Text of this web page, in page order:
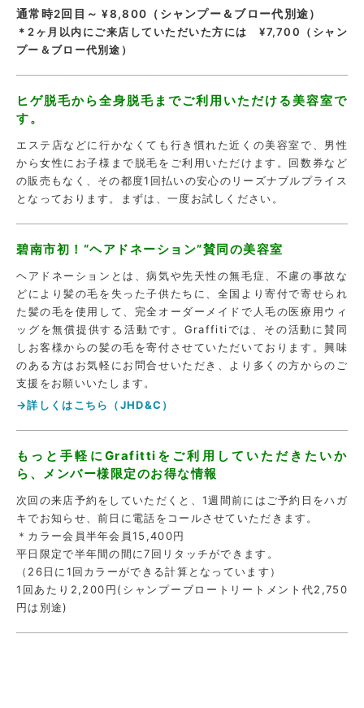
通常時2回目～ ¥8,800（シャンプー＆ブロー代別途）
＊2ヶ月以内にご来店していただいた方には ¥7,700（シャン
プー＆ブロー代別途）
ヒゲ脱毛から全身脱毛までご利用いただける美容室で
す。
エステ店などに行かなくても行き慣れた近くの美容室で、男性
から女性にお子様まで脱毛をご利用いただけます。回数券など
の販売もなく、その都度1回払いの安心のリーズナブルプライス
となっております。まずは、一度お試しください。
碧南市初！“ヘアドネーション”賛同の美容室
ヘアドネーションとは、病気や先天性の無毛症、不慮の事故な
どにより髪の毛を失った子供たちに、全国より寄付で寄せられ
た髪の毛を使用して、完全オーダーメイドで人毛の医療用ウィ
ッグを無償提供する活動です。Graffitiでは、その活動に賛同
しお客様からの髪の毛を寄付させていただいております。興味
のある方はお気軽にお問合せいただき、より多くの方からのご
支援をお願いいたします。
→詳しくはこちら（JHD&C）
もっと手軽にGrafittiをご利用していただきたいか
ら、メンバー様限定のお得な情報
次回の来店予約をしていただくと、1週間前にはご予約日をハガ
キでお知らせ、前日に電話をコールさせていただきます。
＊カラー会員半年会員15,400円
平日限定で半年間の間に7回リタッチができます。
（26日に1回カラーができる計算となっています）
1回あたり2,200円(シャンプーブロートリートメント代2,750
円は別途)